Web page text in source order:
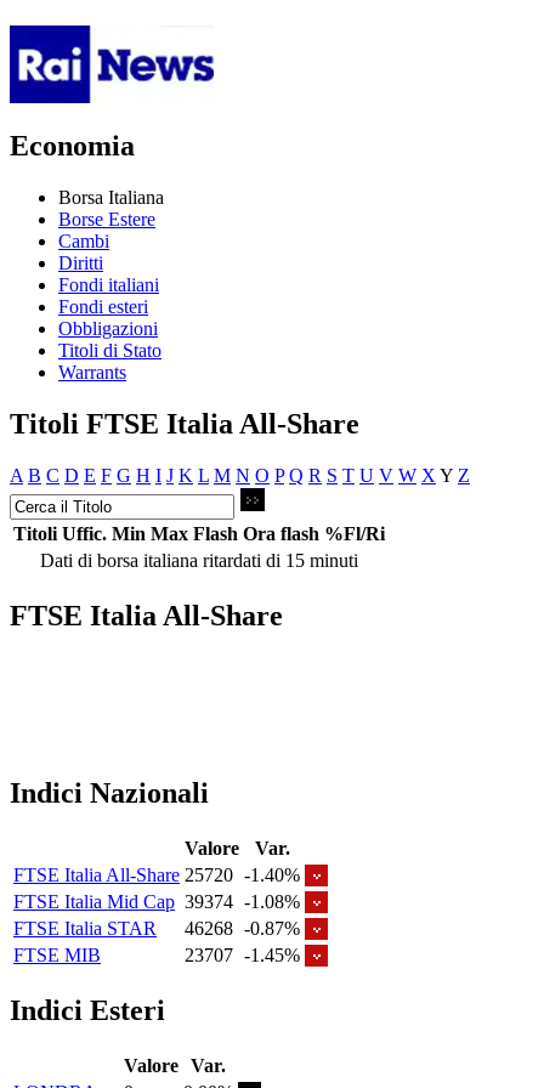
Economia
Borsa Italiana
Borse Estere
Cambi
Diritti
Fondi italiani
Fondi esteri
Obbligazioni
Titoli di Stato
Warrants
Titoli FTSE Italia All-Share
A B C D E F G H I J K L M N O P Q R S T U V W X Y Z
Titoli Uffic. Min Max Flash Ora flash %Fl/Ri
Dati di borsa italiana ritardati di 15 minuti
FTSE Italia All-Share
Indici Nazionali
Valore
Var.
FTSE Italia All-Share 25720 -1.40%
FTSE Italia Mid Cap 39374 -1.08%
FTSE Italia STAR
46268 -0.87%
FTSE MIB
23707 -1.45%
Indici Esteri
Valore Var.